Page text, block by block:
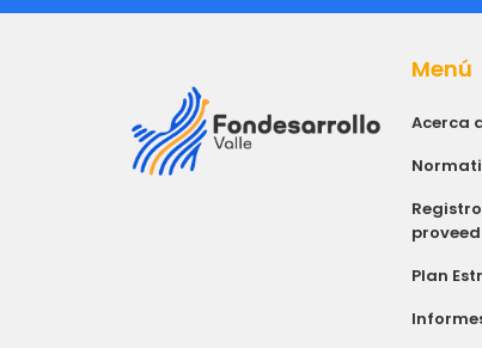
Menú
Acerca
Plan